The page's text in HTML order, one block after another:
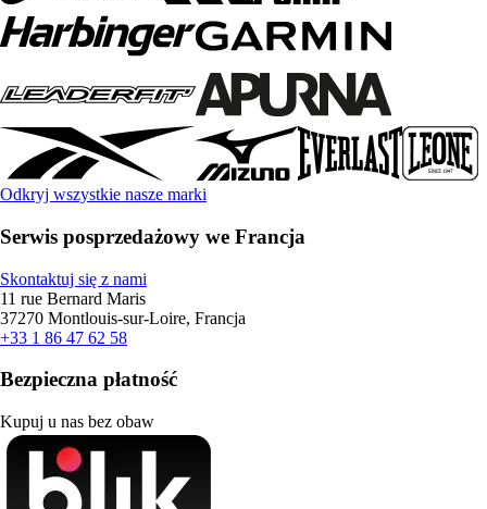
Odkryj wszystkie nasze marki
Serwis posprzedażowy we Francja
Skontaktuj się z nami
11 rue Bernard Maris
37270 Montlouis-sur-Loire, Francja
+33 1 86 47 62 58
Bezpieczna płatność
Kupuj u nas bez obaw